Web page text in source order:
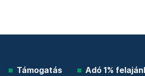
Támogatás Adó 1%